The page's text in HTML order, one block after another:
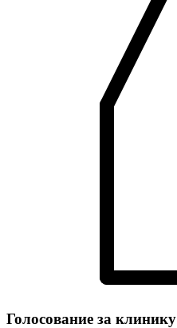
Голосование за клинику